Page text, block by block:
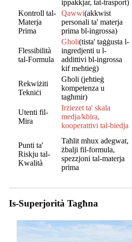
ippakkjar, tat-trasport)
Kontroll tal-
Materja
Prima
Qawwi(akkwist
personali ta' materja
prima bl-ingrossa)
Flessibilità
tal-Formula
Għoli(tista' taġġusta l-
ingredjenti u l-
addittivi bl-ingrossa
kif meħtieġ)
Rekwiżiti
Tekniċi
Għoli (jeħtieġ
kompetenza u
tagħmir)
Utenti fil-
Mira
Irziezet ta' skala
medja/kbira,
kooperattivi tal-biedja
Punti ta'
Riskju tal-
Kwalità
Taħlit mhux adegwat,
żbalji fil-formula,
spezzjoni tal-materja
prima
Is-Superjorità Tagħna